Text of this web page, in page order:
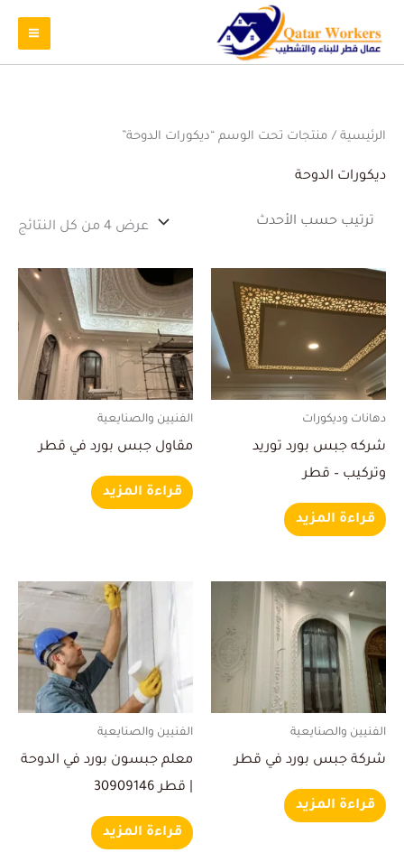
الرئيسية / منتجات تحت الوسم “ديكورات الدوحة”
ديكورات الدوحة
عرض ⁦4⁩ من كل النتائج
دهانات وديكورات
شركه جبس بورد توريد
وتركيب – قطر
قراءة المزيد
الفنيين والصنايعية
مقاول جبس بورد في قطر
قراءة المزيد
الفنيين والصنايعية
شركة جبس بورد في قطر
قراءة المزيد
الفنيين والصنايعية
معلم جبسون بورد في الدوحة
| قطر 30909146
قراءة المزيد